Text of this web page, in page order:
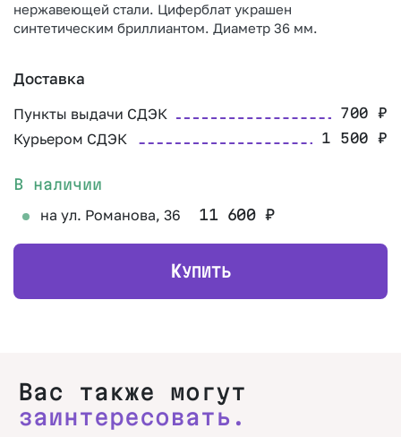
нержавеющей стали. Циферблат украшен
синтетическим бриллиантом. Диаметр 36 мм.
Доставка
Пункты выдачи СДЭК 700₽
Курьером СДЭК 1 500₽
В наличии
на ул. Романова, 36 11 600₽
КУПИТЬ
Вас также могут
заинтересовать.